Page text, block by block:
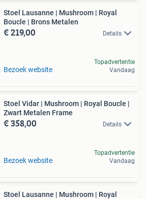
Stoel Lausanne | Mushroom | Royal
Boucle | Brons Metalen
€ 219,00 Details
Bezoek website
Topadvertentie
Vandaag
Stoel Vidar | Mushroom | Royal Boucle |
Zwart Metalen Frame
€ 358,00 Details
Bezoek website
Topadvertentie
Vandaag
Stoel Lausanne | Mushroom | Royal